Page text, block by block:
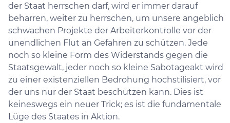
der Staat herrschen darf, wird er immer darauf
beharren, weiter zu herrschen, um unsere angeblich
schwachen Projekte der Arbeiterkontrolle vor der
unendlichen Flut an Gefahren zu schützen. Jede
noch so kleine Form des Widerstands gegen die
Staatsgewalt, jeder noch so kleine Sabotageakt wird
zu einer existenziellen Bedrohung hochstilisiert, vor
der uns nur der Staat beschützen kann. Dies ist
keineswegs ein neuer Trick; es ist die fundamentale
Lüge des Staates in Aktion.